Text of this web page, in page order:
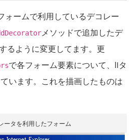
ームで利用しているデコレー
メソッドで追加したデ
るように変更してます。更
で各フォーム要素について、liタ
います。これを描画したものは
ータを利用したフォーム